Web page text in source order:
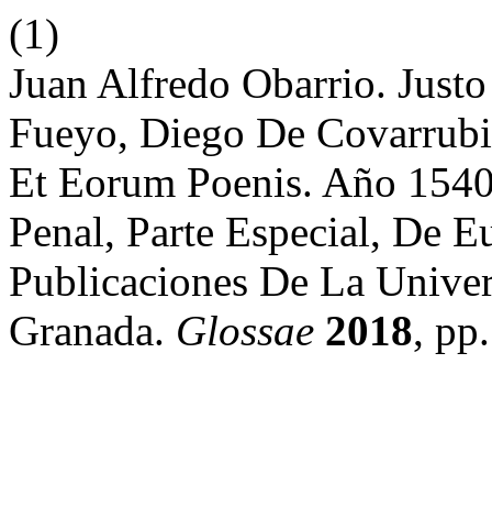
(1)
Juan Alfredo Obarrio.
Fueyo, Diego De
Et Eorum Poenis. Año
Penal, Parte Especial, De
Publicaciones De La
Granada. Glossae 2018,